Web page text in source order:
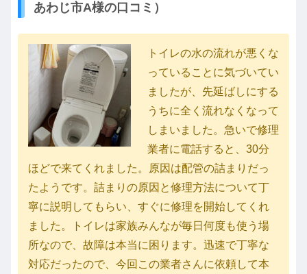
あわじ市A様の口コミ）
トイレの水の流れが悪くな
っていることに気づいてい
ましたが、先延ばしにする
うちに全く流れなくなって
しまいました。急いで修理
業者に電話すると、30分
ほどで来てくれました。原因は配管の詰まりだっ
たようです。詰まりの原因と修理方法について丁
寧に説明してもらい、すぐに修理を開始してくれ
ました。トイレは家族みんなが毎日何度も使う場
所なので、故障は本当に困ります。迅速で丁寧な
対応だったので、今回この業者さんに依頼して本